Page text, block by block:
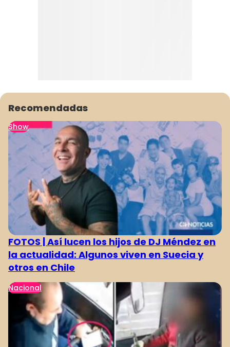
Recomendadas
Show
FOTOS | Así lucen los hijos de DJ Méndez en
la actualidad: Algunos viven en Suecia y
otros en Chile
Nacional